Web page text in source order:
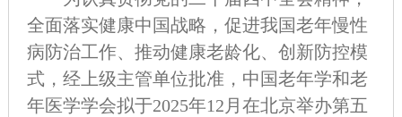
全面落实健康中国战略，促进我国老年慢性
病防治工作、推动健康老龄化、创新防控模
式，经上级主管单位批准，中国老年学和老
年医学学会拟于2025年12月在北京举办第五